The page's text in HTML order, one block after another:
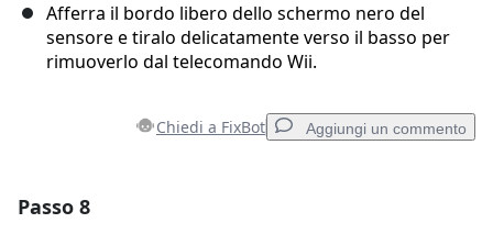
Afferra il bordo libero dello schermo nero del
sensore e tiralo delicatamente verso il basso per
rimuoverlo dal telecomando Wii.
Chiedi a FixBot Aggiungi un commento
Passo 8